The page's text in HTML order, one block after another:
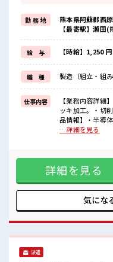
家族や友人と一緒にプライ
≪動きやすい制服アリ≫
制服があるので、
毎日の服装の悩み解消♪
≪未経験の方も大カンゲイ≫
新しいことにチャレンジす
しっかり働く環境が整って
イチからスキルUP・ステ
≪様々なお仕事をご提案≫
一人で悩まず気軽に相談で
派遣のお仕事です！
■職場の雰囲気
持ち物が多いあなたにも
ロッカー付き職場♪
程よく残業あり！
勤 務 地
熊本県阿蘇郡西
【最寄駅】瀬田
給 与 【時給】1,250 円
職 種 製造（組立・組み
仕事内容
【業務内容詳細
ッキ加工。・切
品情報】・半導体関連
ょっとの残業で
日の服装の悩み
とにチャレンジ
っています！ イ
ましょう！ ≪様
談できる、 派遣のお仕事です
代がたくさん活
付き職場♪ 程よ
…詳細を見る
詳細を見る
気にな
派遣